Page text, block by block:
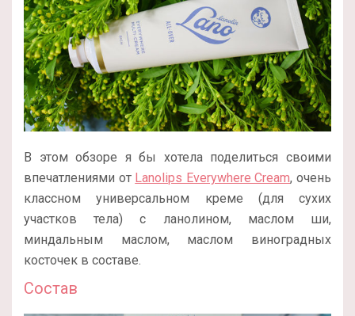
В этом обзоре я бы хотела поделиться своими
впечатлениями от Lanolips Everywhere Cream, очень
классном универсальном креме (для сухих
участков тела) с ланолином, маслом ши,
миндальным маслом, маслом виноградных
косточек в составе.
Состав